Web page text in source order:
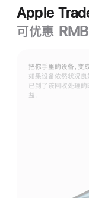
Apple
可优惠
把你手里的设备，变
如果设备依然状况良
已到了该回收处理的
益。